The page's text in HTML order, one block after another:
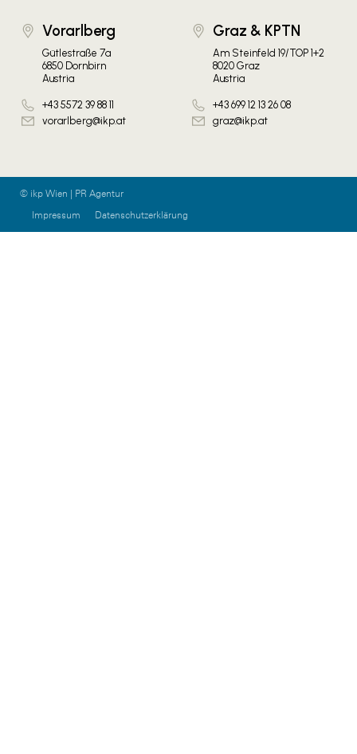
Vorarlberg
Gütlestraße 7a
6850 Dornbirn
Austria
+43 5572 39 88 11
vorarlberg@ikp.at
Graz & KPTN
Am Steinfeld 19/TOP 1+2
8020 Graz
Austria
+43 699 12 13 26 08
graz@ikp.at
© ikp Wien | PR Agentur
Impressum
Datenschutzerklärung